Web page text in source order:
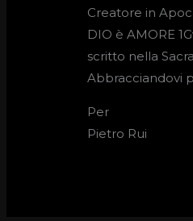
Creatore in
DIO è AMORE
scritto nella
Abbracciandovi
Per
Pietro Rui